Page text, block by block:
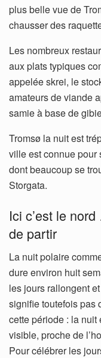
plus belle vue de
chausser des
Les nombreux
aux plats typiques
appelée skrei, le
amateurs de viande
samie à base de
Tromsø la nuit est
ville est connue pour
dont beaucoup se
Storgata.
Ici c’est le
de partir
La nuit polaire
dure environ huit
les jours rallongent
signifie toutefois pas
cette période : la
visible, proche de
Pour célébrer les